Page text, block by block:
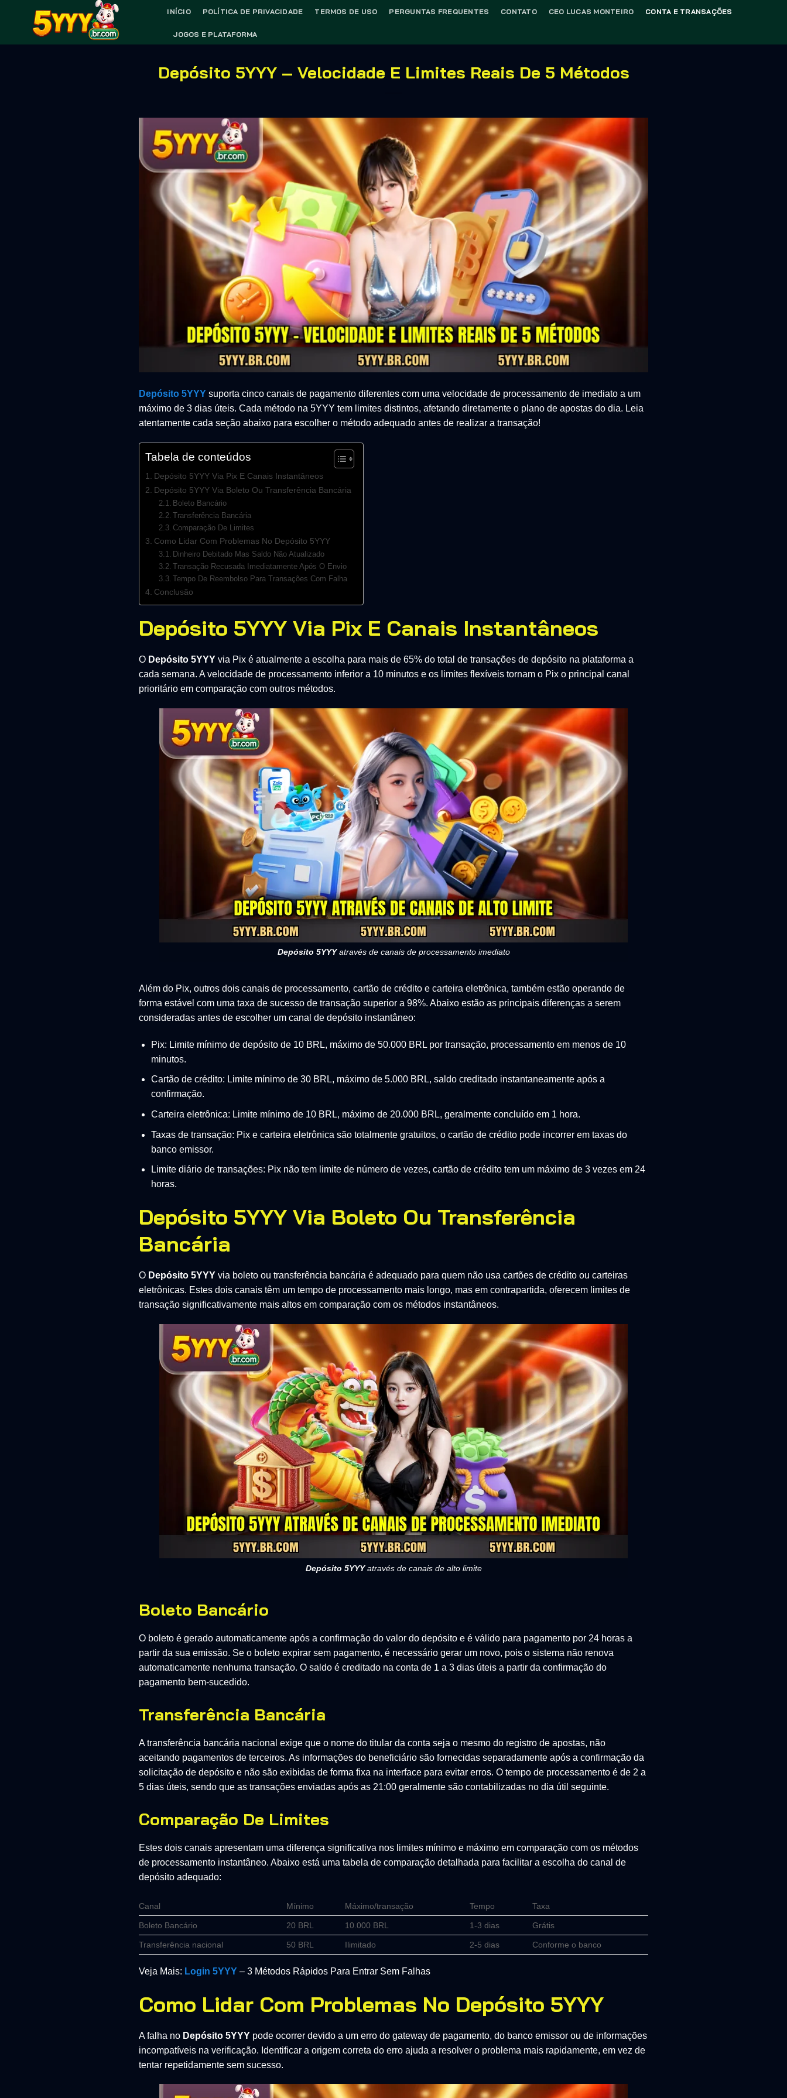
INÍCIO POLÍTICA DE PRIVACIDADE TERMOS DE USO PERGUNTAS FREQUENTES CONTATO CEO LUCAS MONTEIRO CONTA E TRANSAÇÕES
JOGOS E PLATAFORMA
Depósito 5YYY – Velocidade E Limites Reais De 5 Métodos
Depósito 5YYY suporta cinco canais de pagamento diferentes com uma velocidade de processamento de imediato a um
máximo de 3 dias úteis. Cada método na 5YYY tem limites distintos, afetando diretamente o plano de apostas do dia. Leia
atentamente cada seção abaixo para escolher o método adequado antes de realizar a transação!
Tabela de conteúdos
Depósito 5YYY Via Pix E Canais Instantâneos
Depósito 5YYY Via Boleto Ou Transferência Bancária
Boleto Bancário
Transferência Bancária
Comparação De Limites
Como Lidar Com Problemas No Depósito 5YYY
Dinheiro Debitado Mas Saldo Não Atualizado
Transação Recusada Imediatamente Após O Envio
Tempo De Reembolso Para Transações Com Falha
Conclusão
Depósito 5YYY Via Pix E Canais Instantâneos
O Depósito 5YYY via Pix é atualmente a escolha para mais de 65% do total de transações de depósito na plataforma a
cada semana. A velocidade de processamento inferior a 10 minutos e os limites flexíveis tornam o Pix o principal canal
prioritário em comparação com outros métodos.
Depósito 5YYYatravés de canais de processamento imediato
Além do Pix, outros dois canais de processamento, cartão de crédito e carteira eletrônica, também estão operando de
forma estável com uma taxa de sucesso de transação superior a 98%. Abaixo estão as principais diferenças a serem
consideradas antes de escolher um canal de depósito instantâneo:
Pix: Limite mínimo de depósito de 10 BRL, máximo de 50.000 BRL por transação, processamento em menos de 10
minutos.
Cartão de crédito: Limite mínimo de 30 BRL, máximo de 5.000 BRL, saldo creditado instantaneamente após a
confirmação.
Carteira eletrônica: Limite mínimo de 10 BRL, máximo de 20.000 BRL, geralmente concluído em 1 hora.
Taxas de transação: Pix e carteira eletrônica são totalmente gratuitos, o cartão de crédito pode incorrer em taxas do
banco emissor.
Limite diário de transações: Pix não tem limite de número de vezes, cartão de crédito tem um máximo de 3 vezes em 24
horas.
Depósito 5YYY Via Boleto Ou Transferência
Bancária
O Depósito 5YYY via boleto ou transferência bancária é adequado para quem não usa cartões de crédito ou carteiras
eletrônicas. Estes dois canais têm um tempo de processamento mais longo, mas em contrapartida, oferecem limites de
transação significativamente mais altos em comparação com os métodos instantâneos.
Depósito 5YYYatravés de canais de alto limite
Boleto Bancário
O boleto é gerado automaticamente após a confirmação do valor do depósito e é válido para pagamento por 24 horas a
partir da sua emissão. Se o boleto expirar sem pagamento, é necessário gerar um novo, pois o sistema não renova
automaticamente nenhuma transação. O saldo é creditado na conta de 1 a 3 dias úteis a partir da confirmação do
pagamento bem-sucedido.
Transferência Bancária
A transferência bancária nacional exige que o nome do titular da conta seja o mesmo do registro de apostas, não
aceitando pagamentos de terceiros. As informações do beneficiário são fornecidas separadamente após a confirmação da
solicitação de depósito e não são exibidas de forma fixa na interface para evitar erros. O tempo de processamento é de 2 a
5 dias úteis, sendo que as transações enviadas após as 21:00 geralmente são contabilizadas no dia útil seguinte.
Comparação De Limites
Estes dois canais apresentam uma diferença significativa nos limites mínimo e máximo em comparação com os métodos
de processamento instantâneo. Abaixo está uma tabela de comparação detalhada para facilitar a escolha do canal de
depósito adequado:
Canal Mínimo Máximo/transação Tempo Taxa
Boleto Bancário 20 BRL 10.000 BRL 1-3 dias Grátis
Transferência nacional 50 BRL Ilimitado 2-5 dias Conforme o banco
Veja Mais: Login 5YYY – 3 Métodos Rápidos Para Entrar Sem Falhas
Como Lidar Com Problemas No Depósito 5YYY
A falha no Depósito 5YYY pode ocorrer devido a um erro do gateway de pagamento, do banco emissor ou de informações
incompatíveis na verificação. Identificar a origem correta do erro ajuda a resolver o problema mais rapidamente, em vez de
tentar repetidamente sem sucesso.